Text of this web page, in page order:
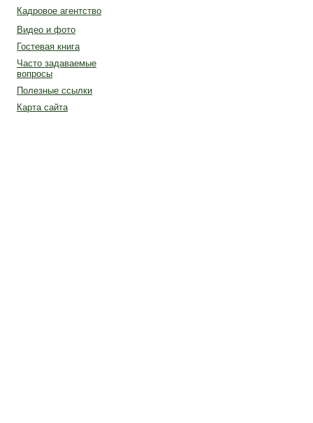
Кадровое агентство
Видео и фото
Гостевая книга
Часто задаваемые
вопросы
Полезные ссылки
Карта сайта